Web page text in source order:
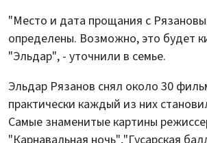
"Место и дата прощания с
определены. Возможно, это будет
"Эльдар", - уточнили в семье.
Эльдар Рязанов снял около 30
практически каждый из них
Самые знаменитые картины